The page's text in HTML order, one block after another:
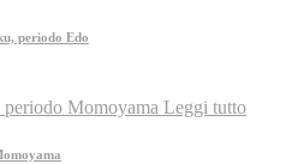
periodo Edo
Leggi tutto